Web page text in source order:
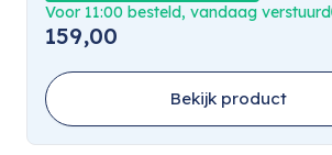
Voor 11:00 besteld, vandaag verstuurd
159,00
Bekijk product